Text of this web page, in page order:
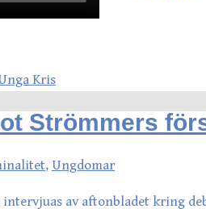
Kris
Strömmers
, Ungdomar
intervjuas av aftonbladet kring